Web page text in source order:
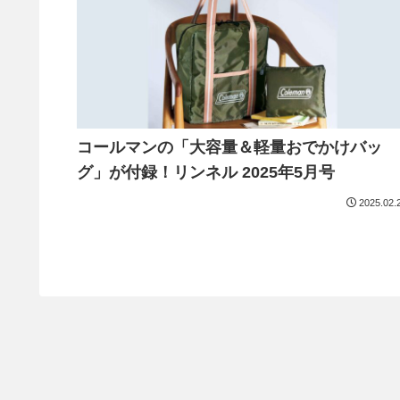
コールマンの「大容量＆軽量おでかけバッ
グ」が付録！リンネル 2025年5月号